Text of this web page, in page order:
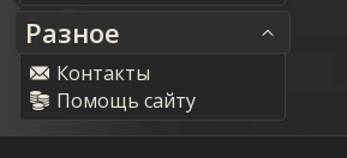
Разное
Контакты
Помощь сайту